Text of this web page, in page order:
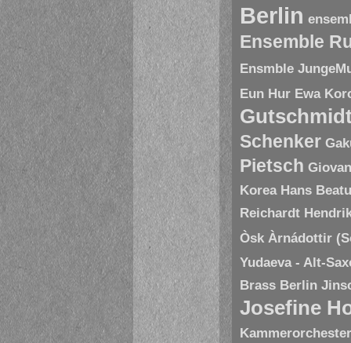
Berlin
Ensemble
Ensmble
Eun Hur Ewa
Schenker
Pietsch
Korea Hans
Reichardt
Òsk Àrnádottir
Yudaeva - Alt-
Brass Berlin
Josefine